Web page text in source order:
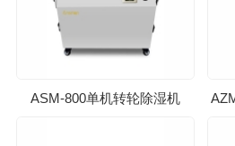
ASM-800单机转轮除湿机